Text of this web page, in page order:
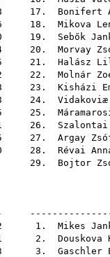
17. Bonifert
18. Mikova
19. Sebők
20. Morvay
21. Halász
22. Molnár
23. Kisházi
24. Vidakoviæ
25.
26.
27. Argay
28. Révai
Bojtor
1. Mikes
2. Douskova
3. Gaschler